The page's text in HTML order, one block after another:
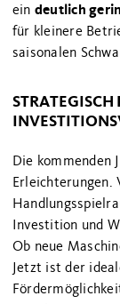
ein deutlich
für kleinere
saisonalen
Die kommenden
Erleichterungen.
Investition und
Ob neue
Jetzt ist der